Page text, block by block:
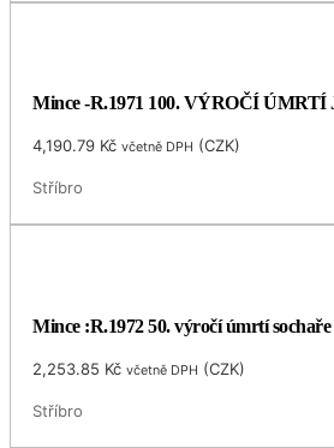
Mince -R.1971 100. VÝROČÍ
4,190.79 Kč včetně DPH (CZK)
Stříbro
Mince :R.1972 50. výročí úmrtí
2,253.85 Kč včetně DPH (CZK)
Stříbro